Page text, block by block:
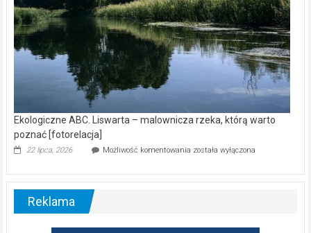
Ekologiczne ABC. Liswarta – malownicza rzeka, którą warto
poznać [fotorelacja]
22 lipca, 2026 Możliwość komentowania Ekologiczne
–
warto
została wyłączona
Reklama